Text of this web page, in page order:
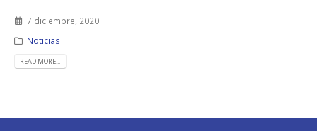
7 diciembre, 2020
Noticias
READ MORE...